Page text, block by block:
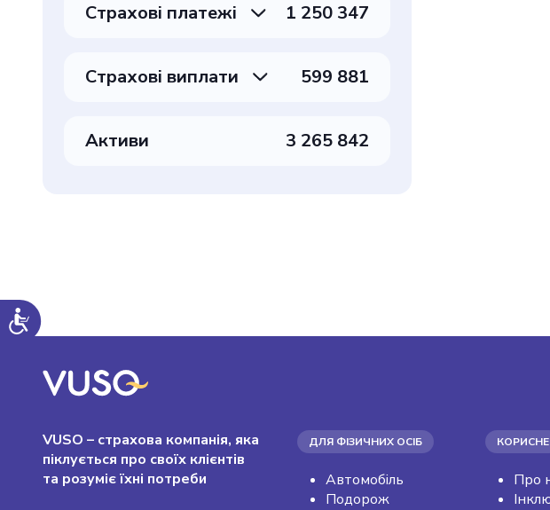
Страхові платежі 1 250 347
Страхові виплати 599 881
Активи 3 265 842
VUSO – страхова компанія, яка
піклується про своїх клієнтів
та розуміє їхні потреби
ДЛЯ ФІЗИЧНИХ ОСІБ
Автомобіль
Подорож
КОРИСНЕ
Про